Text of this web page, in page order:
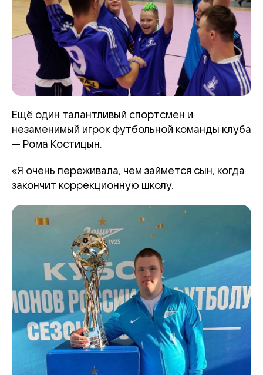
Ещё один талантливый спортсмен и
незаменимый игрок футбольной команды клуба
— Рома Костицын.
«Я очень переживала, чем займется сын, когда
закончит коррекционную школу.